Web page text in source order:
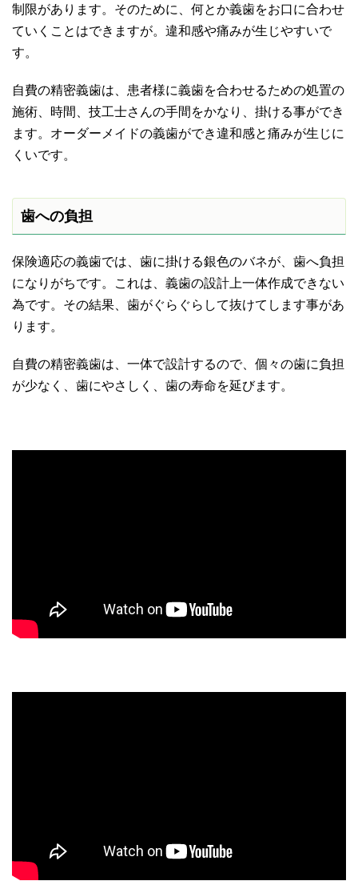
制限があります。そのために、何とか義歯をお口に合わせ
ていくことはできますが。違和感や痛みが生じやすいで
す。
自費の精密義歯は、患者様に義歯を合わせるための処置の
施術、時間、技工士さんの手間をかなり、掛ける事ができ
ます。オーダーメイドの義歯ができ違和感と痛みが生じに
くいです。
歯への負担
保険適応の義歯では、歯に掛ける銀色のバネが、歯へ負担
になりがちです。これは、義歯の設計上一体作成できない
為です。その結果、歯がぐらぐらして抜けてします事があ
ります。
自費の精密義歯は、一体で設計するので、個々の歯に負担
が少なく、歯にやさしく、歯の寿命を延びます。